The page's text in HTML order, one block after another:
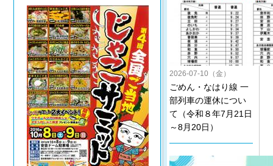
2026-07-10（金）
ごめん・なはり線 一
部列車の運休につい
て（令和８年7月21日
～8月20日）